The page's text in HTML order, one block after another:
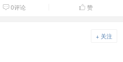
 0评论  赞
+ 关注